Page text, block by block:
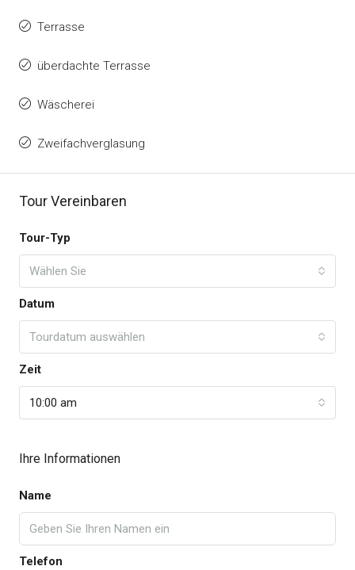
Terrasse
überdachte Terrasse
Wäscherei
Zweifachverglasung
Tour Vereinbaren
Tour-Typ
Wählen Sie
Datum
Tourdatum auswählen
Zeit
10:00 am
Ihre Informationen
Name
Telefon